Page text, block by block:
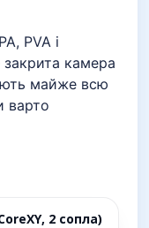
PVA і
камера
майже всю
варто
2 сопла)